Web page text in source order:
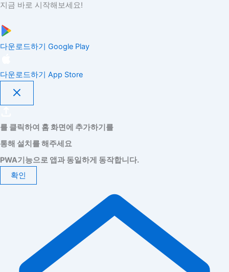
지금 바로 시작해보세요!
다운로드하기 Google Play
다운로드하기 App Store
를 클릭하여 홈 화면에 추가하기를
통해 설치를 해주세요
PWA기능으로 앱과 동일하게 동작합니다.
확인